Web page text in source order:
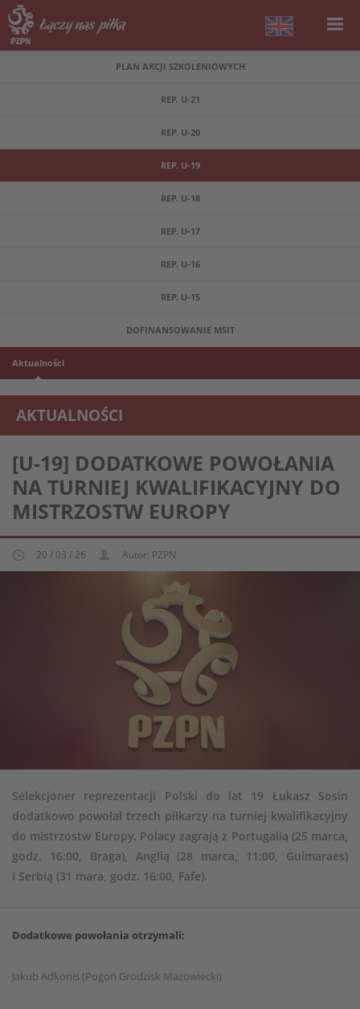
PLAN AKCJI SZKOLENIOWYCH
REP. U-21
REP. U-20
REP. U-19
REP. U-18
REP. U-17
REP. U-16
REP. U-15
DOFINANSOWANIE MSIT
Aktualności
AKTUALNOŚCI
REPREZENTACJA MŁODZIEŻOWA U-19
[U-19] DODATKOWE POWOŁANIA
NA TURNIEJ KWALIFIKACYJNY DO
MISTRZOSTW EUROPY
20 / 03 / 26 Autor: PZPN
Selekcjoner reprezentacji Polski do lat 19 Łukasz Sosin
dodatkowo powołał trzech piłkarzy na turniej kwalifikacyjny
do mistrzostw Europy. Polacy zagrają z Portugalią (25 marca,
godz. 16:00, Braga), Anglią (28 marca, 11:00, Guimaraes)
i Serbią (31 mara, godz. 16:00, Fafe).
Dodatkowe powołania otrzymali:
Jakub Adkonis (Pogoń Grodzisk Mazowiecki)